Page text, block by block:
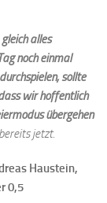
alles
noch einmal
sollte
wir hoffentlich
übergehen
jetzt.
Haustein,
0,5